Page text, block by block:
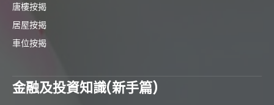
唐樓按揭
居屋按揭
車位按揭
金融及投資知識(新手篇)